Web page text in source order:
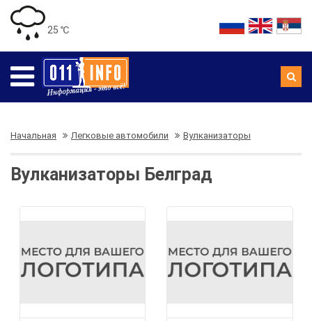
25 ℃
Начальная Легковые автомобили Вулканизаторы
Вулканизаторы Белград